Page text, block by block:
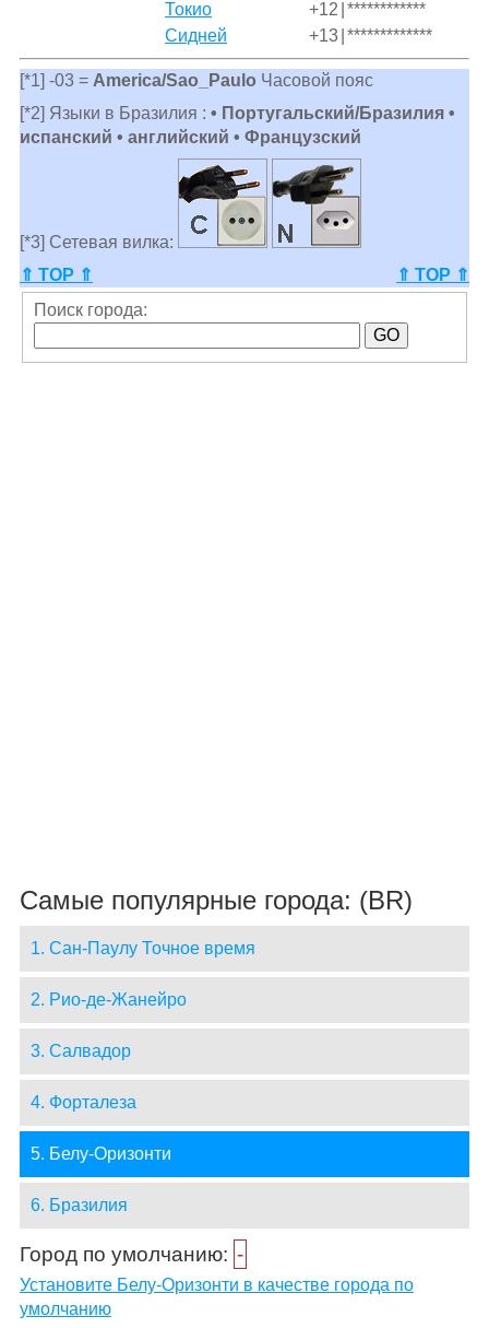
Токио
+12 ************
Сидней
+13 *************
[*1] -03 = America/Sao_Paulo Часовой пояс
[*2] Языки в Бразилия : • Португальский/Бразилия •
испанский • английский • Французский
[*3] Сетевая вилка:
⇑ TOP ⇑
⇑ TOP ⇑
Поиск города:
Самые популярные города: (BR)
1. Сан-Паулу Точное время
2. Рио-де-Жанейро
3. Салвадор
4. Форталеза
5. Белу-Оризонти
6. Бразилия
Город по умолчанию: -
Установите Белу-Оризонти в качестве города по
умолчанию